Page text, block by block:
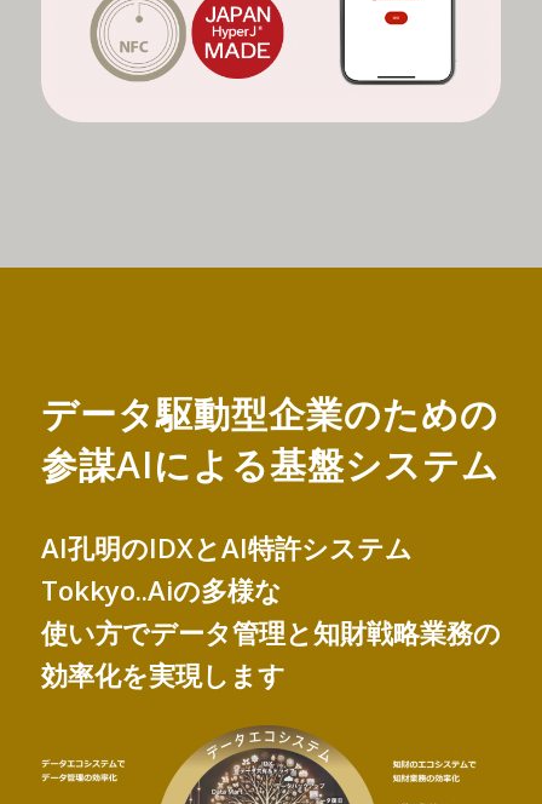
データ駆動型企業のための
参謀AIによる基盤システム
AI孔明のIDXとAI特許システム
Tokkyo..Aiの多様な
使い方でデータ管理と知財戦略業務の
効率化を実現します